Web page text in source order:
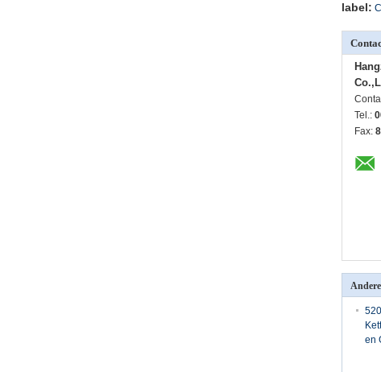
label:
Tel.:
Fax:
en